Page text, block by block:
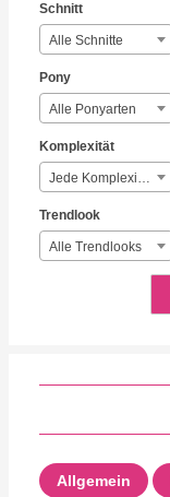
Schnitt
Alle Schnitte
Pony
Alle Ponyarten
Komplexität
Jede Komplexität
Trendlook
Alle Trendlooks
Allgemein